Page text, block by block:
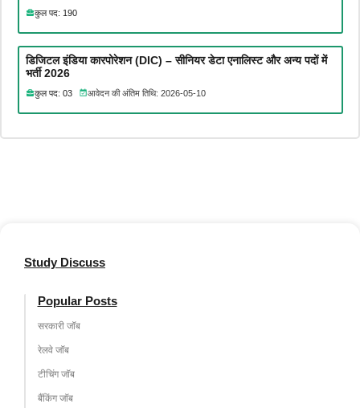
कुल पद: 190
डिजिटल इंडिया कारपोरेशन (DIC) – सीनियर डेटा एनालिस्ट और अन्य पदों में
भर्ती 2026
कुल पद: 03 आवेदन की अंतिम तिथि: 2026-05-10
Study Discuss
Popular Posts
सरकारी जॉब
रेलवे जॉब
टीचिंग जॉब
बैंकिंग जॉब